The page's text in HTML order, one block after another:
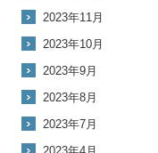
2023年11月
2023年10月
2023年9月
2023年8月
2023年7月